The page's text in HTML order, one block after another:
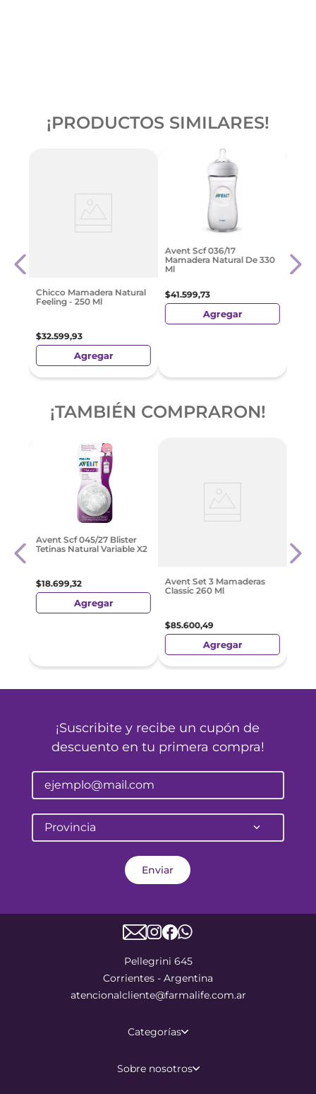
¡PRODUCTOS SIMILARES!
Chicco Mamadera Natural
Feeling - 250 Ml
$32.599,93
Agregar
Avent Scf 036/17
Mamadera Natural De 330
Ml
$41.599,73
Agregar
¡TAMBIÉN COMPRARON!
Avent Scf 045/27 Blister
Tetinas Natural Variable X2
$18.699,32
Agregar
Avent Set 3 Mamaderas
Classic 260 Ml
$85.600,49
Agregar
6M+
¡Suscribite y recibe un cupón de
descuento en tu primera compra!
Provincia
Enviar
Pellegrini 645
Corrientes - Argentina
atencionalcliente@farmalife.com.ar
Categorías
Sobre nosotros